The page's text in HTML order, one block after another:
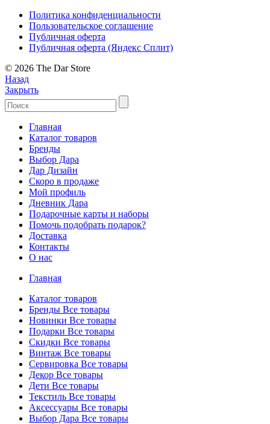
Политика конфиденциальности
Пользовательское соглашение
Публичная оферта
Публичная оферта (Яндекс Сплит)
© 2026 The Dar Store
Назад
Закрыть
Главная
Каталог товаров
Бренды
Выбор Дара
Дар Дизайн
Скоро в продаже
Мой профиль
Дневник Дара
Подарочные карты и наборы
Помочь подобрать подарок?
Доставка
Контакты
О нас
Главная
Каталог товаров
Бренды Все товары
Новинки Все товары
Подарки Все товары
Скидки Все товары
Винтаж Все товары
Сервировка Все товары
Декор Все товары
Дети Все товары
Текстиль Все товары
Аксессуары Все товары
Выбор Дара Все товары